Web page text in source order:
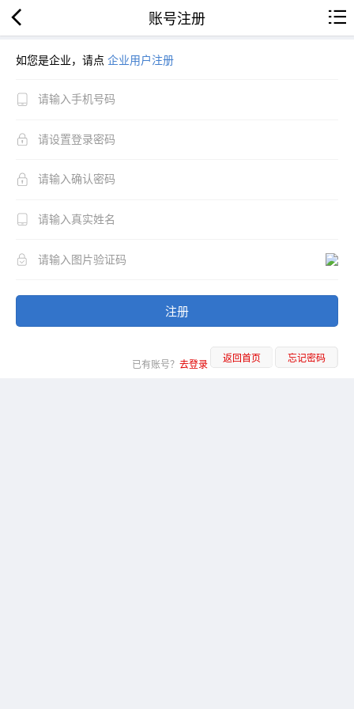
账号注册
如您是企业，请点 企业用户注册
注册
已有账号？ 去登录 返回首页 忘记密码